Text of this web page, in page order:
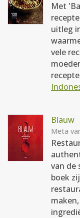
Met
uitleg
vele
Blauw
Meta
van de
boek